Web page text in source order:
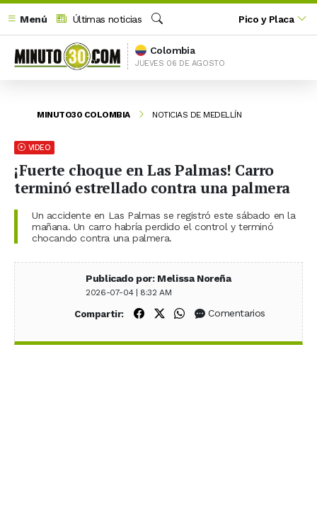
Menú
Últimas noticias
Buscar
Pico y Placa
Colombia
JUEVES 06 DE AGOSTO
MINUTO30 COLOMBIA NOTICIAS DE MEDELLÍN
VIDEO
¡Fuerte choque en Las Palmas! Carro
terminó estrellado contra una palmera
Un accidente en Las Palmas se registró este sábado en la
mañana. Un carro habría perdido el control y terminó
chocando contra una palmera.
Publicado por: Melissa Noreña
2026-07-04 | 8:32 AM
Compartir: Compartir en Facebook
Compartir en X (Twitter)
Compartir en WhatsApp
Comentarios